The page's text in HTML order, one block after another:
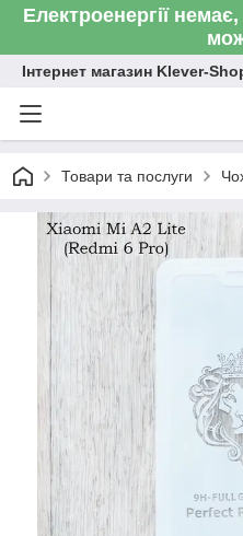
Електроенергії
Інтернет магазин Klever-
Товари та послуги